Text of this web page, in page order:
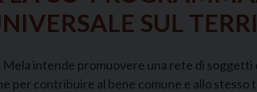
SUL
Mela intende promuovere una rete di
per contribuire al bene comune e allo stesso